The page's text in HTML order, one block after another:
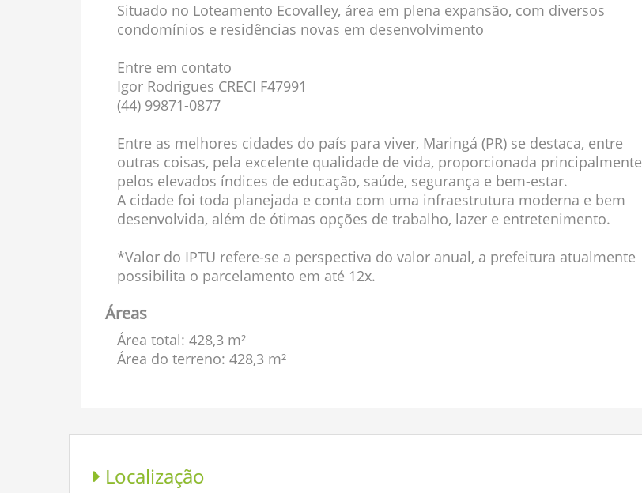
Situado no Loteamento Ecovalley, área em plena expansão, com diversos
condomínios e residências novas em desenvolvimento
Entre em contato
Igor Rodrigues CRECI F47991
(44) 99871-0877
Entre as melhores cidades do país para viver, Maringá (PR) se destaca, entre
outras coisas, pela excelente qualidade de vida, proporcionada principalmente
pelos elevados índices de educação, saúde, segurança e bem-estar.
A cidade foi toda planejada e conta com uma infraestrutura moderna e bem
desenvolvida, além de ótimas opções de trabalho, lazer e entretenimento.
*Valor do IPTU refere-se a perspectiva do valor anual, a prefeitura atualmente
possibilita o parcelamento em até 12x.
Áreas
Área total: 428,3 m²
Área do terreno: 428,3 m²
Localização